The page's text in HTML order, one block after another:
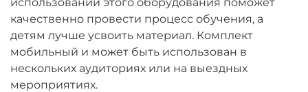
качественно провести процесс обучения, а
детям лучше усвоить материал. Комплект
мобильный и может быть использован в
нескольких аудиториях или на выездных
мероприятиях.